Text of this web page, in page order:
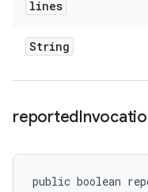
lines
String
reported
public boolean